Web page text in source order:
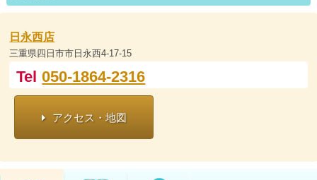
日永西店
三重県四日市市日永西4-17-15
Tel050-1864-2316
アクセス・地図